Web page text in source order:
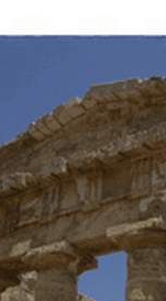
Español